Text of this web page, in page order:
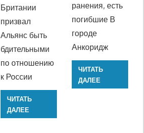
Британии
призвал
Альянс быть
бдительными
по отношению
к России
ЧИТАТЬ
ДАЛЕЕ
ранения, есть
погибшие В
городе
Анкоридж
ЧИТАТЬ
ДАЛЕЕ